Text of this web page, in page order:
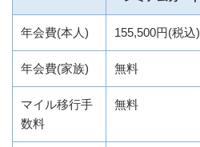
年会費(本人) 155,500円(税込)
年会費(家族) 無料
マイル移行手
数料
無料